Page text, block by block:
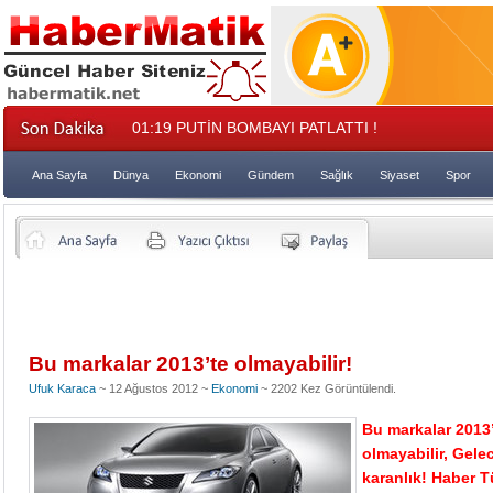
01:19 PUTİN BOMBAYI PATLATTI !
Ana Sayfa Dünya Ekonomi Gündem Sağlık Siyaset Spor
Bu markalar 2013’te olmayabilir!
Ufuk Karaca ~ 12 Ağustos 2012 ~ Ekonomi ~ 2202 Kez Görüntülendi.
Bu markalar
olmayabilir,
karanlık! Haber